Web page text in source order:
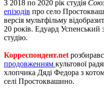
З 2018 по 2020 рік студія
епізодів про село
версія мультфільму
20 років. Едуард Успенський
студію.
Корреспондент.net
продовженням культової
хлопчика Дяді Федора з
селі Простоквашино.